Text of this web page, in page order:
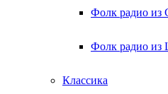
Фолк радио
Фолк радио из
Классика